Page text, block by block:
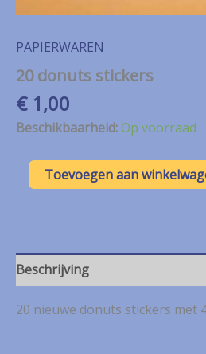
PAPIERWAREN
20 donuts stickers
€1,00
Beschikbaarheid:Op voorraad
donutsToevoegen aan
Beschrijving
20 nieuwe donuts stickers met